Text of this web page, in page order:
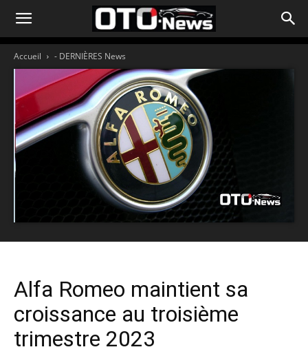
Accueil - DERNIÈRES News
Alfa Romeo maintient sa
croissance au troisième
trimestre 2023